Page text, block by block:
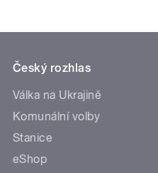
Český rozhlas
Válka na Ukrajině
Komunální volby
Stanice
eShop